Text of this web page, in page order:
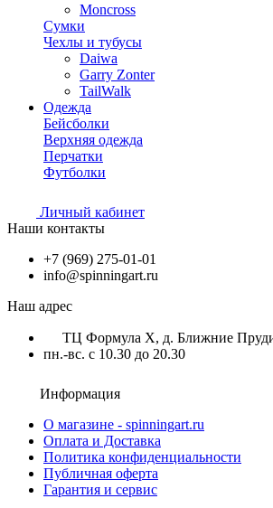
Moncross
Сумки
Чехлы и тубусы
Daiwa
Garry Zonter
TailWalk
Одежда
Бейсболки
Верхняя одежда
Перчатки
Футболки
Личный кабинет
Наши контакты
+7 (969) 275-01-01
info@spinningart.ru
Наш адрес
ТЦ Формула X, д. Ближние
пн.-вс. с 10.30 до 20.30
Информация
О магазине - spinningart.ru
Оплата и Доставка
Политика конфиденциальности
Публичная оферта
Гарантия и сервис